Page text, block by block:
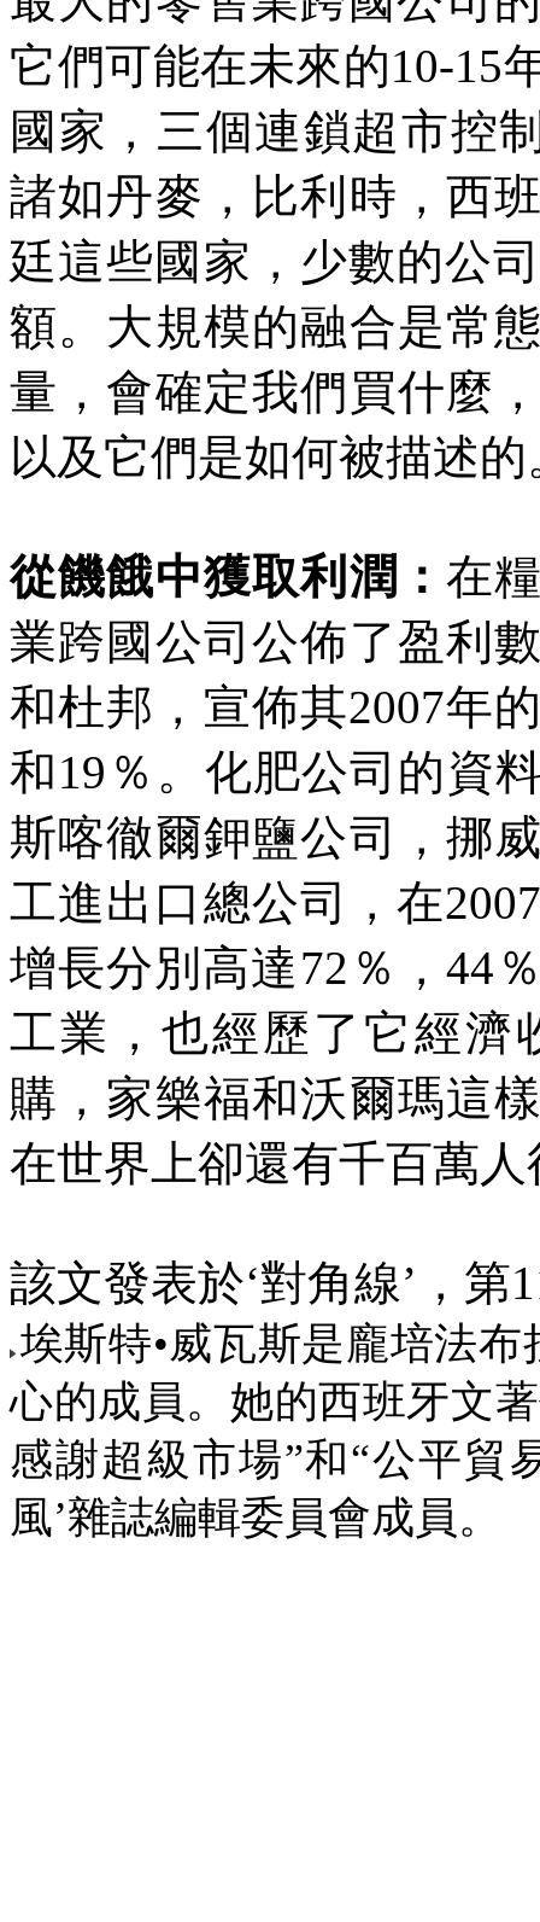
它們可能在未來的10-15
國家，三個連鎖超市控
諸如丹麥，比利時，西
廷這些國家，少數的公
額。大規模的融合是常
量，會確定我們買什麼
以及它們是如何被描述的
從饑餓中獲取利潤： 在
業跨國公司公佈了盈利
和杜邦，宣佈其2007年
和19 ％。化肥公司的資
斯喀徹爾鉀鹽公司，挪
工進出口總公司，在
增長分別高達72 ％， 44
工業，也經歷了它經濟
購，家樂福和沃爾瑪這
在世界上卻還有千百萬
該文發表於‘對角線’，第
埃斯特•威瓦斯是龐培法
心的成員。她的西班牙文
感謝超級市場”和“公平貿
風’雜誌編輯委員會成員。